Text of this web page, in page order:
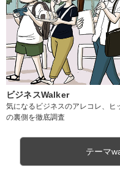
ビジネスWalker
気になるビジネスのアレコレ、ヒ
の裏側を徹底調査
テーマ